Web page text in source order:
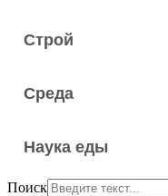
Строй
Среда
Наука еды
Поиск